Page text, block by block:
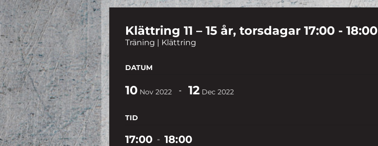
Klättring 11 – 15 år, torsdagar 17:00 - 18:00
Träning | Klättring
DATUM
10 Nov 2022 - 12 Dec 2022
TID
17:00 - 18:00